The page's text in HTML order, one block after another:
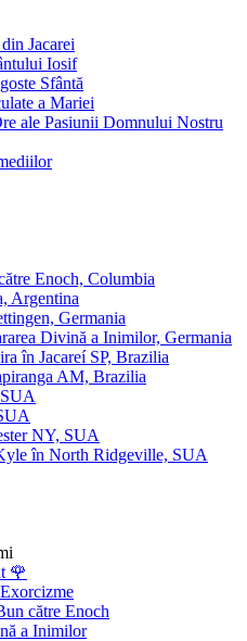
Jacarei
Iosif
Sfântă
a Mariei
ale Pasiunii Domnului Nostru
Enoch, Columbia
Argentina
Germania
Divină a Inimilor, Germania
în Jacareí SP, Brazilia
AM, Brazilia
NY, SUA
în North Ridgeville, SUA
🌹
către Enoch
a Inimilor